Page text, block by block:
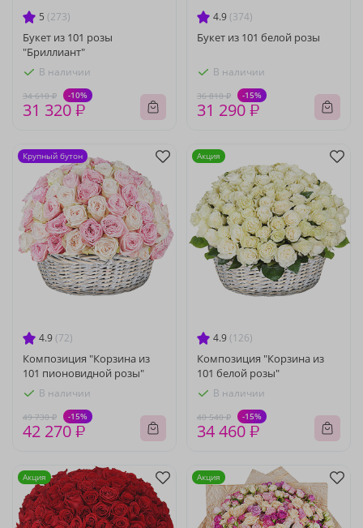
5 (273)
Букет из 101 розы
"Бриллиант"
В наличии
34 610 ₽ -10%
31 320 ₽
4.9 (374)
Букет из 101 белой розы
В наличии
36 810 ₽ -15%
31 290 ₽
4.9 (72)
Композиция "Корзина из
101 пионовидной розы"
В наличии
49 730 ₽ -15%
42 270 ₽
Крупный бутон
4.9 (126)
Композиция "Корзина из
101 белой розы"
В наличии
40 540 ₽ -15%
34 460 ₽
Акция
Акция Акция